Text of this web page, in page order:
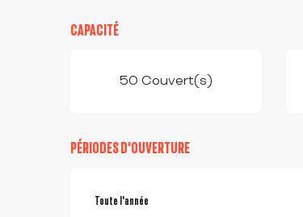
CAPACITÉ
50 Couvert(s)
PÉRIODES D'OUVERTURE
Toute l'année
Toute l'année